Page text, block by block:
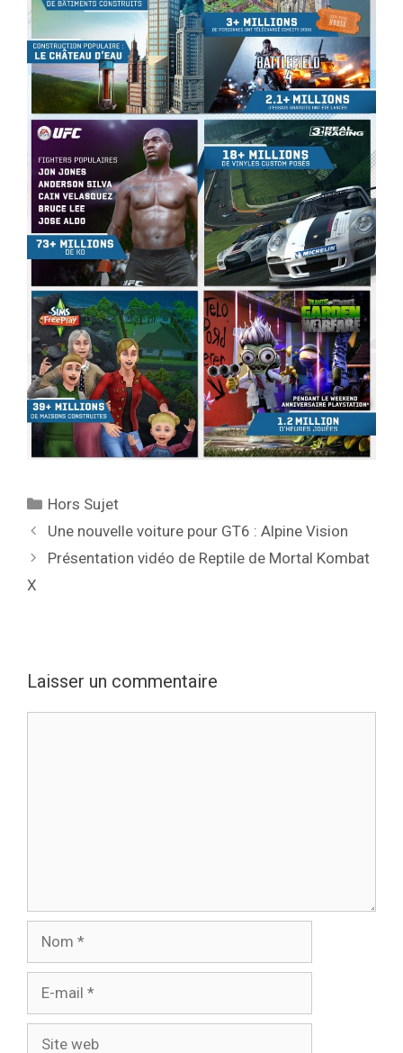
Catégories
Hors Sujet
Une nouvelle voiture pour GT6 : Alpine Vision
Présentation vidéo de Reptile de Mortal Kombat
X
Laisser un commentaire
mail